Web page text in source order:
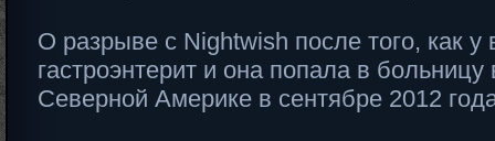
О разрыве с Nightwish после того, как у
гастроэнтерит и она попала в
Северной Америке в сентябре 2012